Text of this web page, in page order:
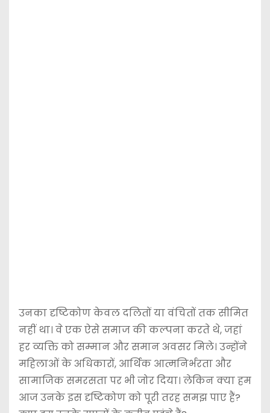
उनका दृष्टिकोण केवल दलितों या वंचितों तक सीमित
नहीं था। वे एक ऐसे समाज की कल्पना करते थे, जहां
हर व्यक्ति को सम्मान और समान अवसर मिले। उन्होंने
महिलाओं के अधिकारों, आर्थिक आत्मनिर्भरता और
सामाजिक समरसता पर भी जोर दिया। लेकिन क्या हम
आज उनके इस दृष्टिकोण को पूरी तरह समझ पाए हैं?